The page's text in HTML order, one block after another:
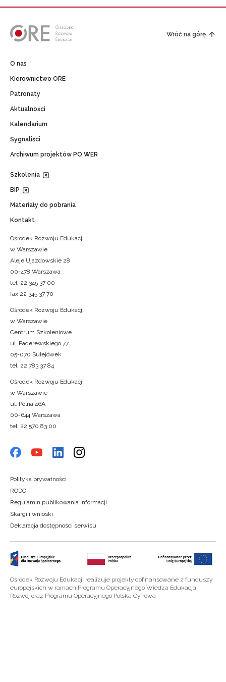
Wróć na górę
O nas
Kierownictwo ORE
Patronaty
Aktualności
Kalendarium
Sygnaliści
Archiwum projektów PO WER
Szkolenia
BIP
Materiały do pobrania
Kontakt
Ośrodek Rozwoju Edukacji
w Warszawie
Aleje Ujazdowskie 28
00-478 Warszawa
tel. 22 345 37 00
fax 22 345 37 70
Ośrodek Rozwoju Edukacji
w Warszawie
Centrum Szkoleniowe
ul. Paderewskiego 77
05-070 Sulejówek
tel. 22 783 37 84
Ośrodek Rozwoju Edukacji
w Warszawie
ul. Polna 46A
00-644 Warszawa
tel. 22 570 83 00
Polityka prywatności
RODO
Regulamin publikowania informacji
Skargi i wnioski
Deklaracja dostępności serwisu
Ośrodek Rozwoju Edukacji realizuje projekty dofinansowane z funduszy
europejskich w ramach Programu Operacyjnego Wiedza Edukacja
Rozwój oraz Programu Operacyjnego Polska Cyfrowa